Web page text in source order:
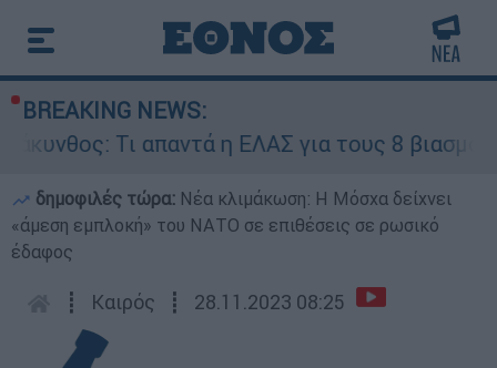
BREAKING NEWS:
Τι απαντά η ΕΛΑΣ για τους 8 βιασμούς
δημοφιλές τώρα: Νέα κλιμάκωση: Η Μόσχα δείχνει
«άμεση εμπλοκή» του ΝΑΤΟ σε επιθέσεις σε ρωσικό
έδαφος
┋ Καιρός ┋ 28.11.2023 08:25